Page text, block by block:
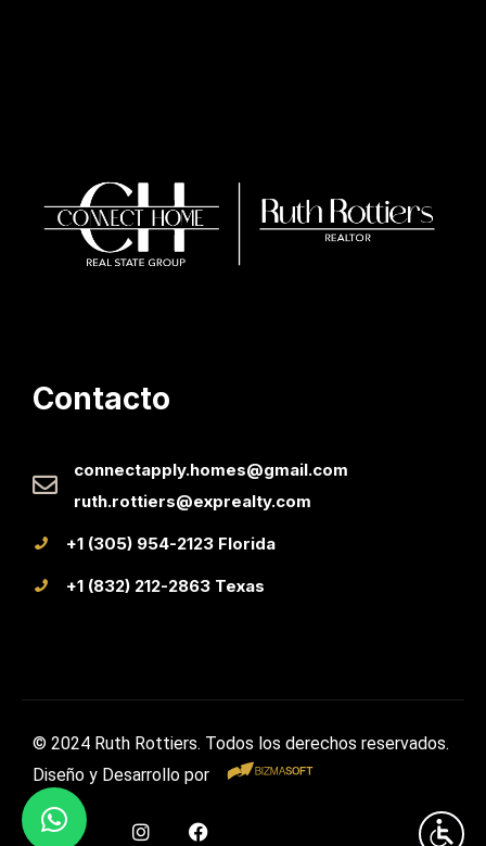
Contacto
connectapply.homes@gmail.com
ruth.rottiers@exprealty.com
+1 (305) 954-2123 Florida
+1 (832) 212-2863 Texas
© 2024 Ruth Rottiers. Todos los derechos reservados.
Diseño y Desarrollo por